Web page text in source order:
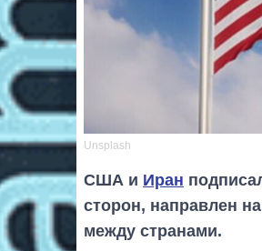
Unsplash
США и Иран
сторон, направлен
между странами.